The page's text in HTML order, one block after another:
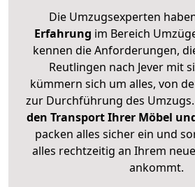
Die Umzugsexperten
Erfahrung im Bereich
kennen die Anforderungen,
Reutlingen nach Jever mit
kümmern sich um alles, von
zur Durchführung des Umzugs.
den Transport Ihrer Möbel
packen alles sicher ein und
alles rechtzeitig an Ihrem
ankommt.